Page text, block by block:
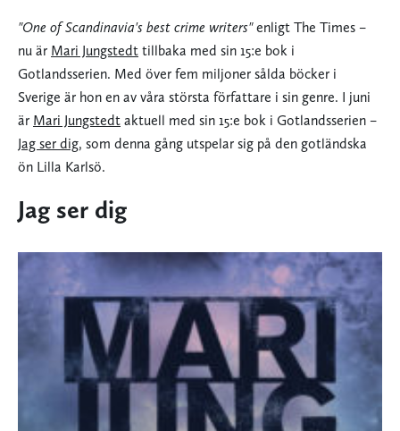
"One of Scandinavia's best crime writers"enligt The Times –
nu är Mari Jungstedt tillbaka med sin 15:e bok i
Gotlandsserien. Med över fem miljoner sålda böcker i
Sverige är hon en av våra största författare i sin genre. I juni
är Mari Jungstedt aktuell med sin 15:e bok i Gotlandsserien –
Jag ser dig, som denna gång utspelar sig på den gotländska
ön Lilla Karlsö.
Jag ser dig